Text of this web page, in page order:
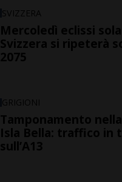
SVIZZERA
Mercoledì eclissi
Svizzera si ripeterà
2075
GRIGIONI
Tamponamento
Isla Bella: traffico in
sull’A13